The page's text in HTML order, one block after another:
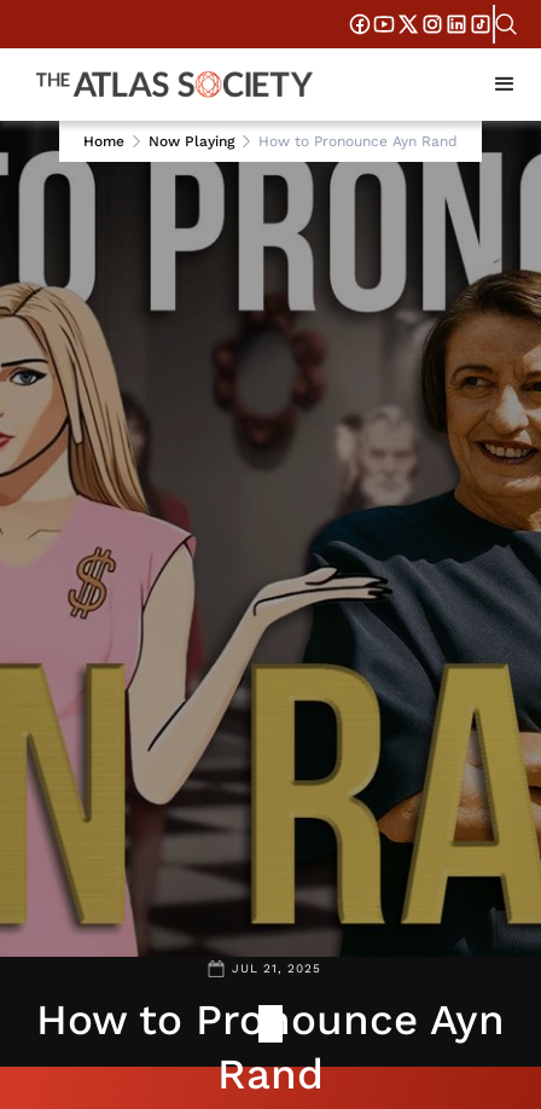
JUL 21, 2025
How to Pronounce Ayn
Rand
Home Now Playing How to Pronounce Ayn Rand